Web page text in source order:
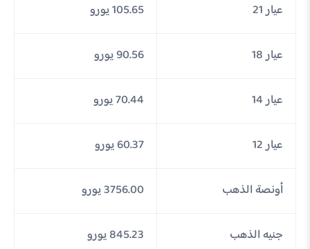
عيار 21 105.65 يورو
عيار 18 90.56 يورو
عيار 14 70.44 يورو
عيار 12 60.37 يورو
أونصة الذهب 3756.00 يورو
جنيه الذهب 845.23 يورو